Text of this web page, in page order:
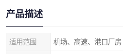
产品描述
适用范围 机场、高速、港口厂房